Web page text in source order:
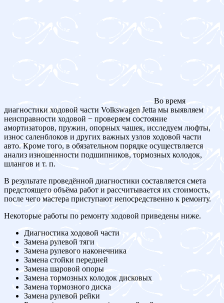
Во время
диагностики ходовой части Volkswagen Jetta мы выявляем
неисправности ходовой − проверяем состояние
амортизаторов, пружин, опорных чашек, исследуем люфты,
износ саленблоков и других важных узлов ходовой части
авто. Кроме того, в обязательном порядке осуществляется
анализ изношенности подшипников, тормозных колодок,
шлангов и т. п.
В результате проведённой диагностики составляется смета
предстоящего объёма работ и рассчитывается их стоимость,
после чего мастера приступают непосредственно к ремонту.
Некоторые работы по ремонту ходовой приведены ниже.
Диагностика ходовой части
Замена рулевой тяги
Замена рулевого наконечника
Замена стойки передней
Замена шаровой опоры
Замена тормозных колодок дисковых
Замена тормозного диска
Замена рулевой рейки